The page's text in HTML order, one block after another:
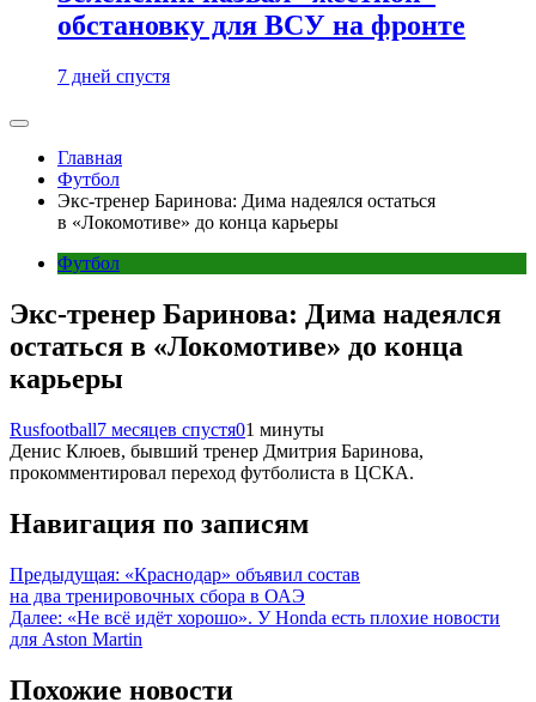
обстановку для ВСУ на фронте
7 дней спустя
Главная
Футбол
Экс-тренер Баринова: Дима надеялся остаться
в «Локомотиве» до конца карьеры
Футбол
Экс-тренер Баринова: Дима надеялся
остаться в «Локомотиве» до конца
карьеры
Rusfootball7 месяцев спустя01 минуты
Денис Клюев, бывший тренер Дмитрия Баринова,
прокомментировал переход футболиста в ЦСКА.
Навигация по записям
Предыдущая: «Краснодар» объявил состав
на два тренировочных сбора в ОАЭ
Далее: «Не всё идёт хорошо». У Honda есть плохие новости
для Aston Martin
Похожие новости